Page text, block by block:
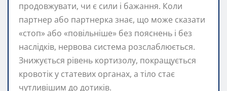
продовжувати, чи є сили і бажання. Коли
партнер або партнерка знає, що може сказати
«стоп» або «повільніше» без пояснень і без
наслідків, нервова система розслаблюється.
Знижується рівень кортизолу, покращується
кровотік у статевих органах, а тіло стає
чутливішим до дотиків.